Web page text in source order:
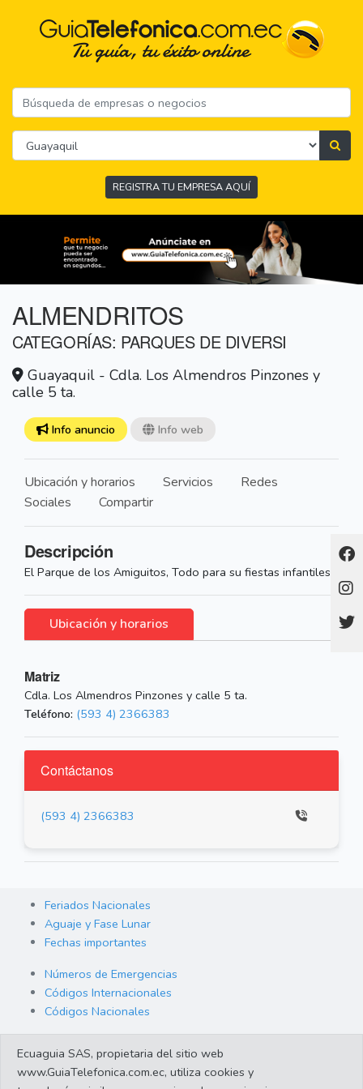
REGISTRA TU EMPRESA AQUÍ
ALMENDRITOS
CATEGORÍAS: PARQUES DE DIVERSI
Guayaquil - Cdla. Los Almendros Pinzones y
calle 5 ta.
Info anuncio Info web
Ubicación y horarios Servicios
Redes
Sociales
Compartir
Descripción
El Parque de los Amiguitos, Todo para su fiestas infantiles.
Ubicación y horarios
Matriz
Cdla. Los Almendros Pinzones y calle 5 ta.
Teléfono: (593 4) 2366383
Contáctanos
(593 4) 2366383
Feriados Nacionales
Aguaje y Fase Lunar
Fechas importantes
Números de Emergencias
Códigos Internacionales
Códigos Nacionales
Cambio de Divisas
Enlaces de interes
Ecuaguia SAS, propietaria del sitio web
www.GuiaTelefonica.com.ec, utiliza cookies y